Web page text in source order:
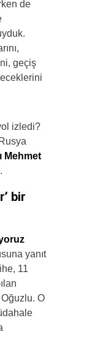
de
geçiş
izledi?
Mehmet
bir
yanıt
11
Oğuzlu. O